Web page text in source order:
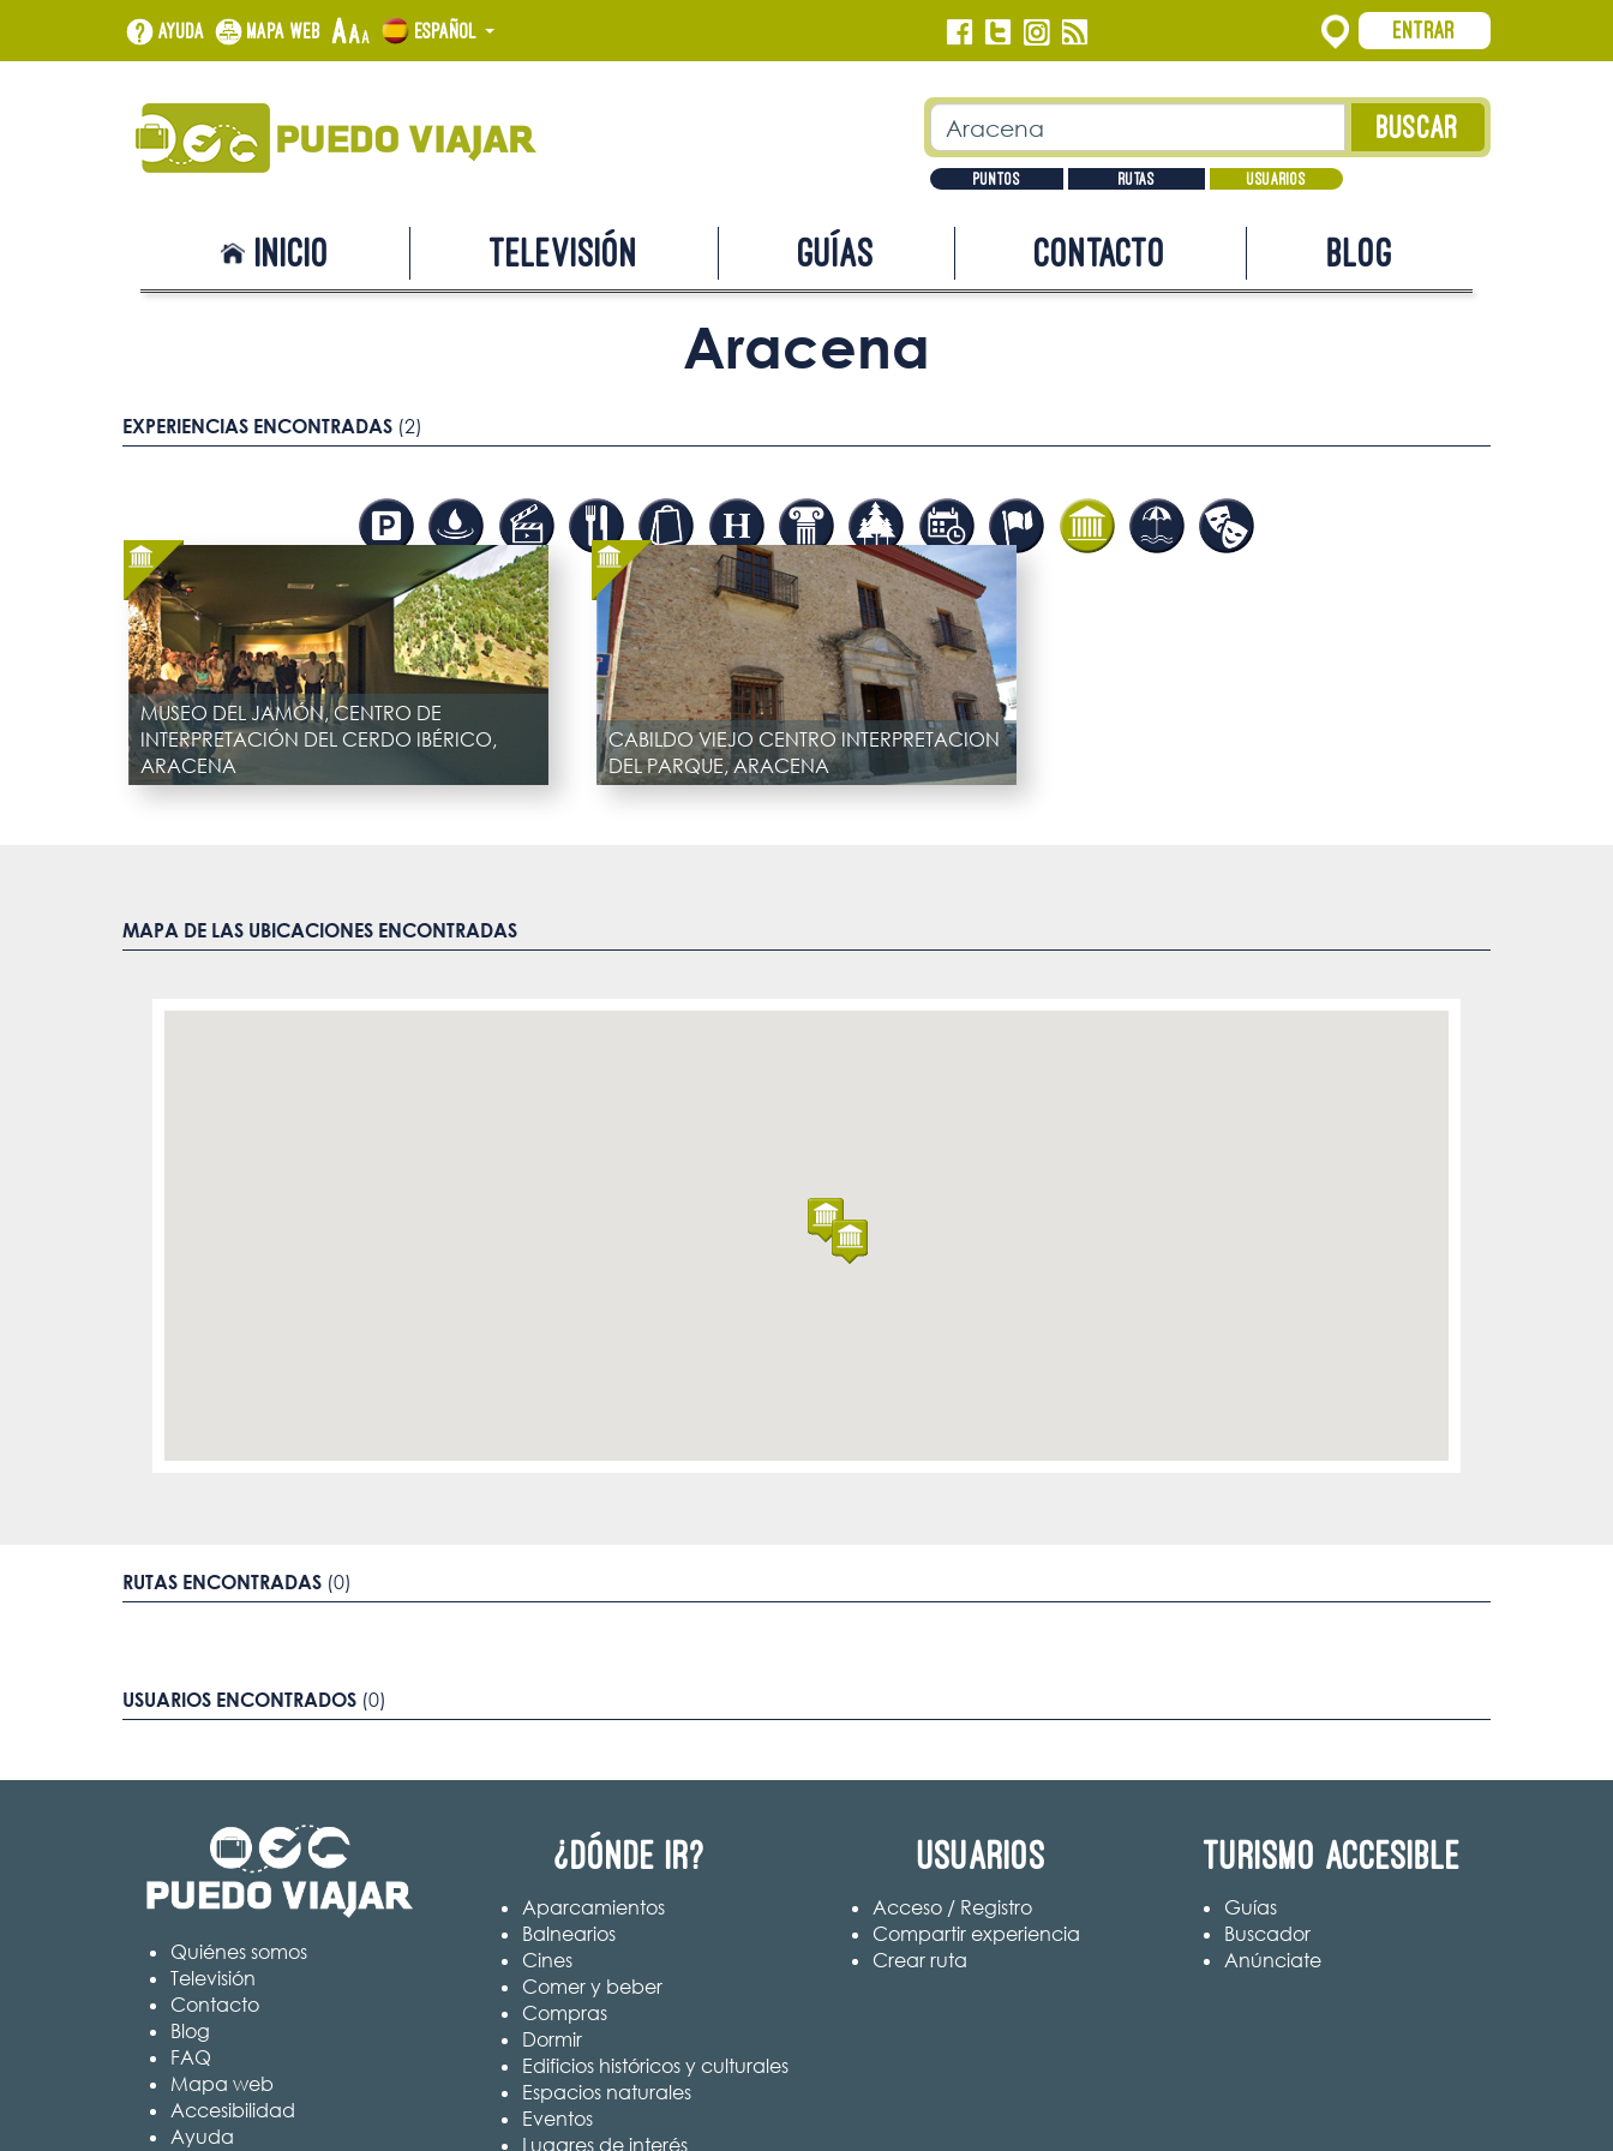
Ayuda Mapa web Español Entrar
Puntos Rutas Usuarios
Inicio Televisión Guías Contacto Blog
Aracena
EXPERIENCIAS ENCONTRADAS (2)
MUSEO DEL JAMÓN, CENTRO DE
INTERPRETACIÓN DEL CERDO IBÉRICO,
ARACENA
CABILDO VIEJO CENTRO INTERPRETACION
DEL PARQUE, ARACENA
MAPA DE LAS UBICACIONES ENCONTRADAS
RUTAS ENCONTRADAS (0)
USUARIOS ENCONTRADOS (0)
Quiénes somos
Televisión
Contacto
Blog
FAQ
Mapa web
Accesibilidad
Ayuda
¿Dónde ir?
Aparcamientos
Balnearios
Cines
Comer y beber
Compras
Dormir
Edificios históricos y culturales
Espacios naturales
Eventos
Lugares de interés
Usuarios
Acceso / Registro
Compartir experiencia
Crear ruta
Turismo accesible
Guías
Buscador
Anúnciate